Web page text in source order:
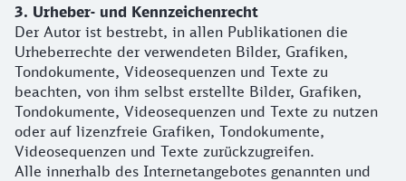
3. Urheber- und Kennzeichenrecht
Der Autor ist bestrebt, in allen Publikationen die
Urheberrechte der verwendeten Bilder, Grafiken,
Tondokumente, Videosequenzen und Texte zu
beachten, von ihm selbst erstellte Bilder, Grafiken,
Tondokumente, Videosequenzen und Texte zu nutzen
oder auf lizenzfreie Grafiken, Tondokumente,
Videosequenzen und Texte zurückzugreifen.
Alle innerhalb des Internetangebotes genannten und